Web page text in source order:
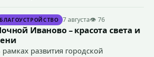
акта на объекте
государственной власти.
2026».
БЛАГОУСТРОЙСТВО 7 августа👁 76
Иваново – красота света и
рамках развития городской